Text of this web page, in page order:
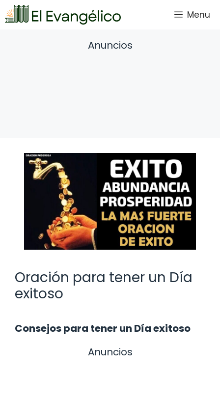
Saltar
al
Menu
Anuncios
Oración para tener un Día
exitoso
Consejos para tener un Día exitoso
Anuncios